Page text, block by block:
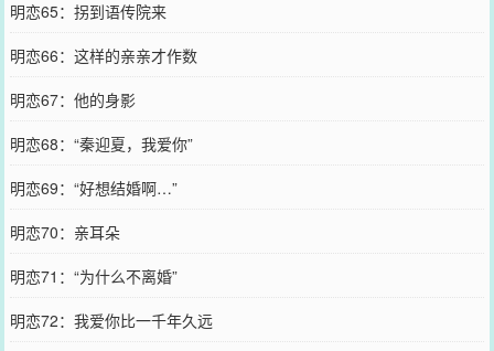
明恋65：拐到语传院来
明恋66：这样的亲亲才作数
明恋67：他的身影
明恋68：“秦迎夏，我爱你”
明恋69：“好想结婚啊…”
明恋70：亲耳朵
明恋71：“为什么不离婚”
明恋72：我爱你比一千年久远